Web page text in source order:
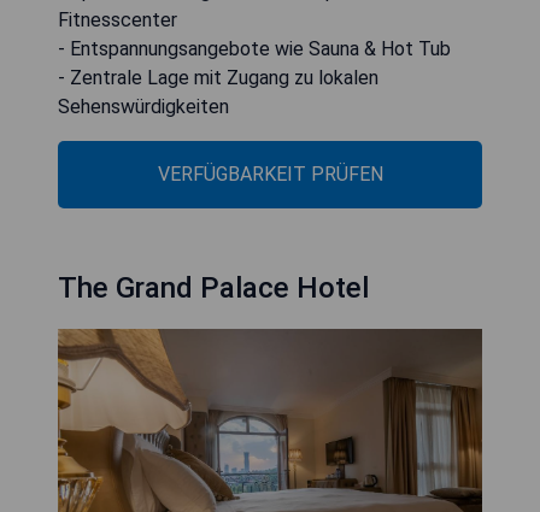
Fitnesscenter
- Entspannungsangebote wie Sauna & Hot Tub
- Zentrale Lage mit Zugang zu lokalen
Sehenswürdigkeiten
VERFÜGBARKEIT PRÜFEN
The Grand Palace Hotel